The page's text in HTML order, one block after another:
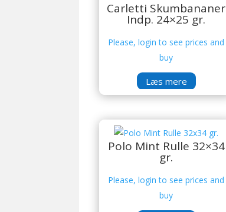
Carletti Skumbananer
Indp. 24×25 gr.
Please, login to see prices and
buy
Læs mere
Polo Mint Rulle 32×34
gr.
Please, login to see prices and
buy